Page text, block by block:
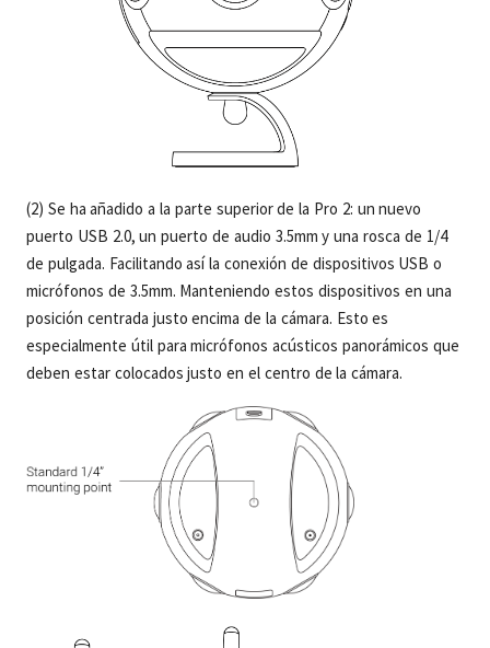
(2) Se ha añadido a la parte superior de la Pro 2: un nuevo
puerto USB 2.0, un puerto de audio 3.5mm y una rosca de 1/4
de pulgada. Facilitando así la conexión de dispositivos USB o
micrófonos de 3.5mm. Manteniendo estos dispositivos en una
posición centrada justo encima de la cámara. Esto es
especialmente útil para micrófonos acústicos panorámicos que
deben estar colocados justo en el centro de la cámara.